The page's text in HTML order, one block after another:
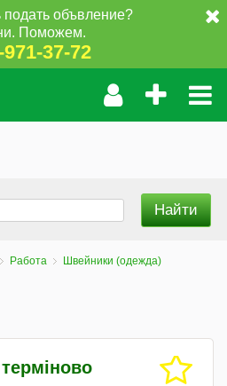
объвление?
Поможем.
971-37-72
Работа Швейники (одежда)